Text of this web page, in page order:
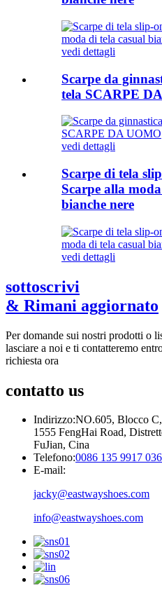
vedi dettagli
Scarpe da
tela SCARPE
vedi dettagli
Scarpe di tela
Scarpe alla
bianche nere
vedi dettagli
sottoscrivi
& Rimani aggiornato
Per domande sui nostri prodotti o
lasciare a noi e ti contatteremo
richiesta ora
contatto us
Indirizzo:NO.605, Blocco
1555 FengHai Road,
FuJian, Cina
Telefono:0086 135 9917
E-mail:
jacky@eastwayshoes.com
info@eastwayshoes.com